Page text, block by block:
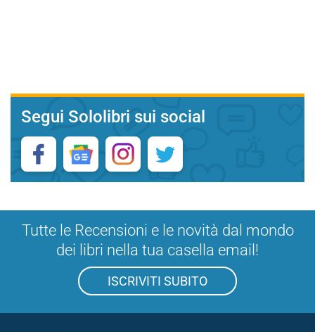
Segui Sololibri sui social
Tutte le Recensioni e le novità dal mondo
dei libri nella tua casella email!
ISCRIVITI SUBITO